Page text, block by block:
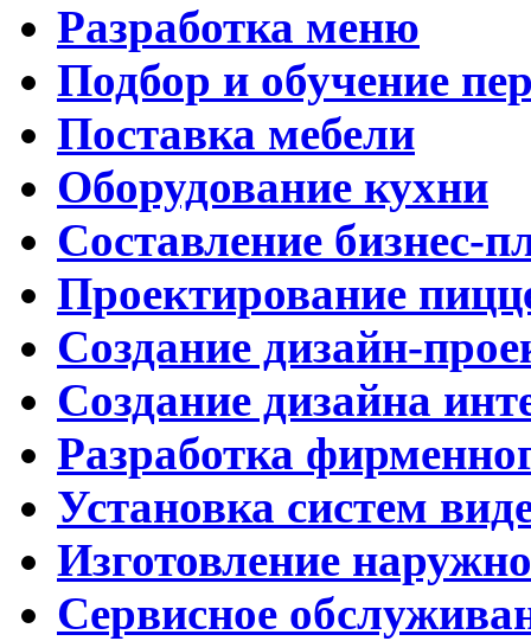
Разработка меню
Подбор и обучение
Поставка мебели
Оборудование кухни
Составление бизнес-
Проектирование
Создание дизайн-
Создание дизайна
Разработка
Установка систем
Изготовление
Сервисное